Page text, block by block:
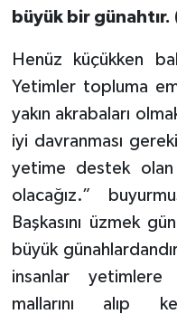
büyük bir
Henüz küçükken
Yetimler topluma
yakın akrabaları
iyi davranması
yetime destek
olacağız.”
Başkasını üzmek
büyük
insanlar yetimlere
mallarını alıp
Batman
Bayburt
Bilecik Müftülüğü
Bingöl Müftülüğü
Bitlis Müftülüğü
Bolu Müftülüğü
Burdur Müftülüğü
Sahabeler
Zekat
Dünya
Eğitim
Kültür-Sanat
Sağlık
Makaleler
Ekonomi